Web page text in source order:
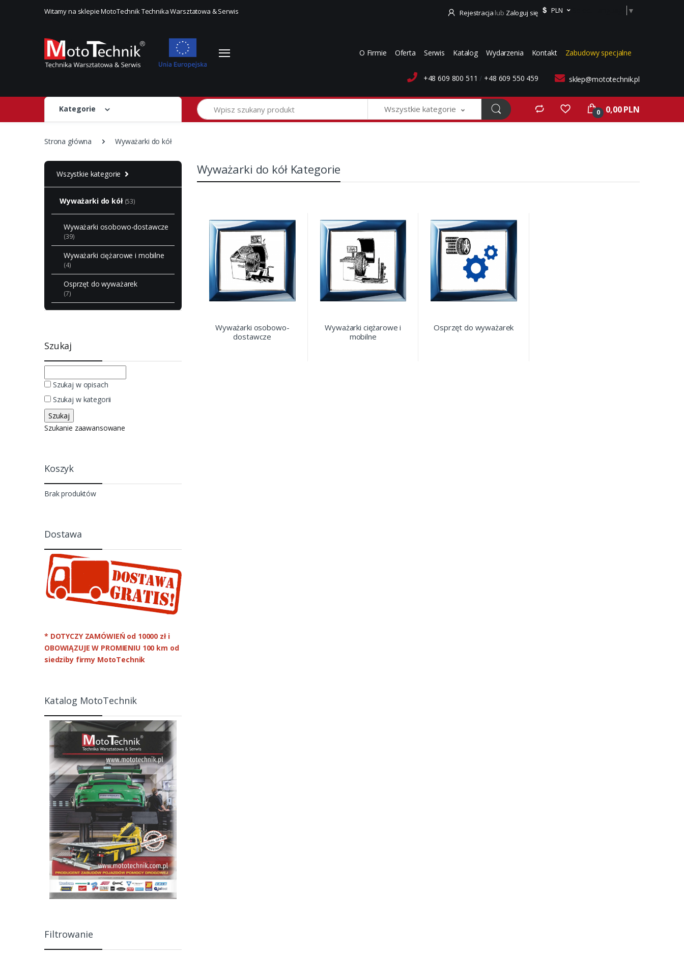
Witamy na sklepie MotoTechnik Technika Warsztatowa & Serwis Rejestracja lub Zaloguj się PLN ▼
O Firmie Oferta Serwis Katalog Wydarzenia Kontakt Zabudowy specjalne
+48 609 800 511 / +48 609 550 459 sklep@mototechnik.pl
Kategorie
Szukaj
Wszystkie kategorie 0 0,00 PLN
Strona główna Wyważarki do kół
Wszystkie kategorie
Wyważarki do kół (53)
Wyważarki osobowo-dostawcze
(39)
Wyważarki ciężarowe i mobilne
(4)
Osprzęt do wyważarek
(7)
Szukaj
Szukaj w opisach
Szukaj w kategorii
Szukanie zaawansowane
Koszyk
Brak produktów
Dostawa
* DOTYCZY ZAMÓWIEŃ od 10000 zł i
OBOWIĄZUJE W PROMIENIU 100 km od
siedziby firmy MotoTechnik
Katalog MotoTechnik
Filtrowanie
Wyważarki do kół Kategorie
Wyważarki osobowo-
dostawcze
Wyważarki ciężarowe i
mobilne
Osprzęt do wyważarek